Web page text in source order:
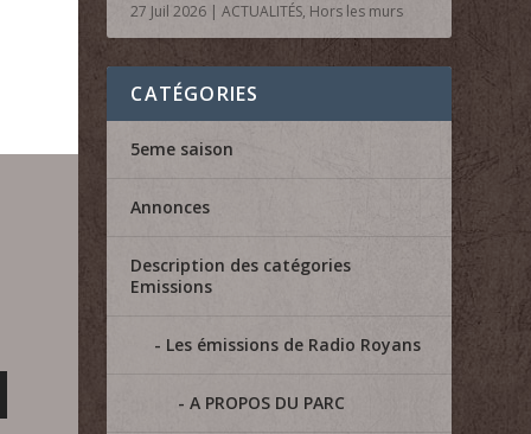
27 Juil 2026 |ACTUALITÉS, Hors les murs
CATÉGORIES
5eme saison
Annonces
Description des catégories
Emissions
Les émissions de Radio Royans
A PROPOS DU PARC